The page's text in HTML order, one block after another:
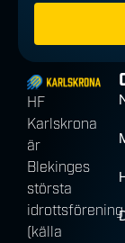
HF
Karlskrona
är
Blekinges
största
idrottsförening
(källa